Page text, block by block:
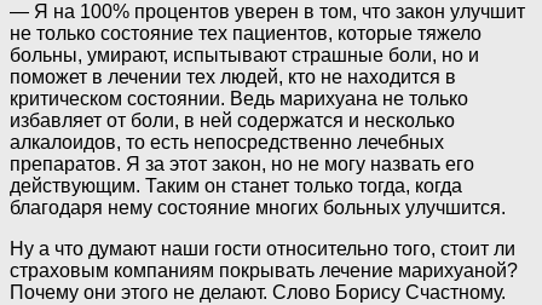
— Я на 100% процентов уверен в том, что закон улучшит
не только состояние тех пациентов, которые тяжело
больны, умирают, испытывают страшные боли, но и
поможет в лечении тех людей, кто не находится в
критическом состоянии. Ведь марихуана не только
избавляет от боли, в ней содержатся и несколько
алкалоидов, то есть непосредственно лечебных
препаратов. Я за этот закон, но не могу назвать его
действующим. Таким он станет только тогда, когда
благодаря нему состояние многих больных улучшится.
Ну а что думают наши гости относительно того, стоит ли
страховым компаниям покрывать лечение марихуаной?
Почему они этого не делают. Слово Борису Счастному.